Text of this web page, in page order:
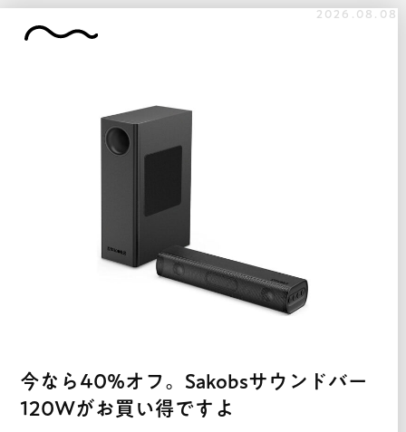
2026.08.08
今なら40%オフ。Sakobsサウンドバー
120Wがお買い得ですよ